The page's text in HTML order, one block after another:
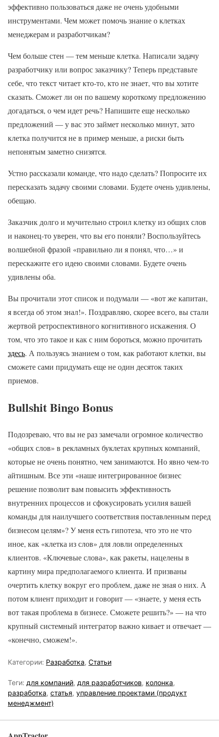
эффективно пользоваться даже не очень удобными
инструментами. Чем может помочь знание о клетках
менеджерам и разработчикам?
Чем больше стен — тем меньше клетка. Написали задачу
разработчику или вопрос заказчику? Теперь представьте
себе, что текст читает кто-то, кто не знает, что вы хотите
сказать. Сможет ли он по вашему короткому предложению
догадаться, о чем идет речь? Напишите еще несколько
предложений — у вас это займет несколько минут, зато
клетка получится не в пример меньше, а риски быть
непонятым заметно снизятся.
Устно рассказали команде, что надо сделать? Попросите их
пересказать задачу своими словами. Будете очень удивлены,
обещаю.
Заказчик долго и мучительно строил клетку из общих слов
и наконец-то уверен, что вы его поняли? Воспользуйтесь
волшебной фразой «правильно ли я понял, что…» и
перескажите его идею своими словами. Будете очень
удивлены оба.
Вы прочитали этот список и подумали — «вот же капитан,
я всегда об этом знал!». Поздравляю, скорее всего, вы стали
жертвой ретроспективного когнитивного искажения. О
том, что это такое и как с ним бороться, можно прочитать
здесь. А пользуясь знанием о том, как работают клетки, вы
сможете сами придумать еще не один десяток таких
приемов.
Bullshit Bingo Bonus
Подозреваю, что вы не раз замечали огромное количество
«общих слов» в рекламных буклетах крупных компаний,
которые не очень понятно, чем занимаются. Но явно чем-то
айтишным. Все эти «наше интегрированное бизнес
решение позволит вам повысить эффективность
внутренних процессов и сфокусировать усилия вашей
команды для наилучшего соответствия поставленным перед
бизнесом целям»? У меня есть гипотеза, что это не что
иное, как «клетка из слов» для ловли определенных
клиентов. «Ключевые слова», как ракеты, нацелены в
картину мира предполагаемого клиента. И призваны
очертить клетку вокруг его проблем, даже не зная о них. А
потом клиент приходит и говорит — «знаете, у меня есть
вот такая проблема в бизнесе. Сможете решить?» — на что
крупный системный интегратор важно кивает и отвечает —
«конечно, сможем!».
Категории: Разработка, Статьи
Теги: для компаний, для разработчиков, колонка,
разработка, статья, управление проектами (продукт
менеджмент)